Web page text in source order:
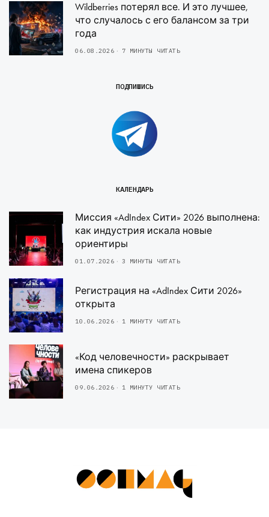
Wildberries потерял все. И это лучшее,
что случалось с его балансом за три
года
06.08.2026 7 МИНУТЫ ЧИТАТЬ
ПОДПИШИСЬ
КАЛЕНДАРЬ
Миссия «AdIndex Сити» 2026 выполнена:
как индустрия искала новые
ориентиры
01.07.2026 3 МИНУТЫ ЧИТАТЬ
Регистрация на «AdIndex Сити 2026»
открыта
10.06.2026 1 МИНУТУ ЧИТАТЬ
«Код человечности» раскрывает
имена спикеров
09.06.2026 1 МИНУТУ ЧИТАТЬ